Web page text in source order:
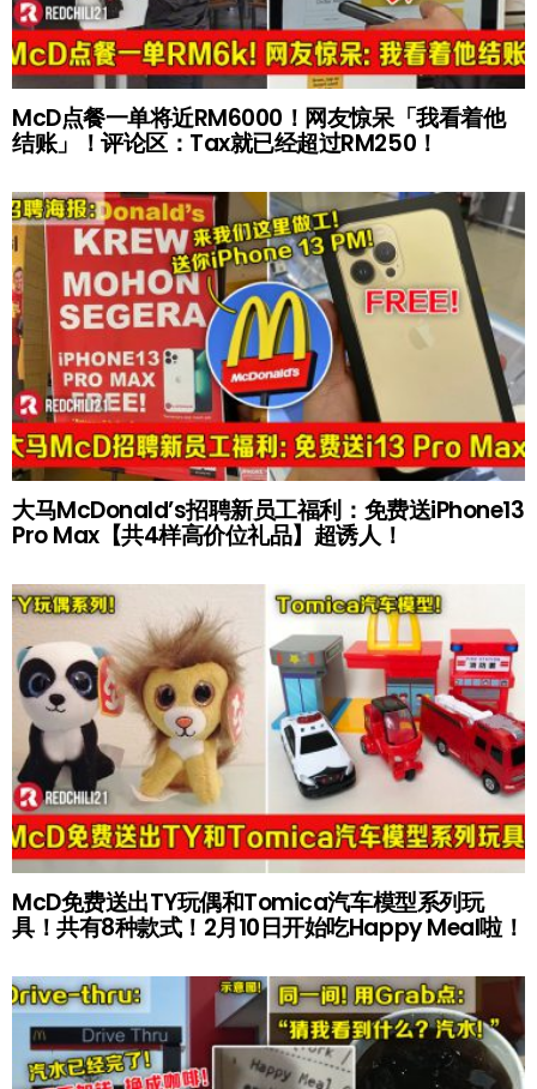
McD点餐一单将近RM6000！网友惊呆「我看着他
结账」！评论区：Tax就已经超过RM250！
大马McDonald’s招聘新员工福利：免费送iPhone13
Pro Max【共4样高价位礼品】超诱人！
McD免费送出TY玩偶和Tomica汽车模型系列玩
具！共有8种款式！2月10日开始吃Happy Meal啦！